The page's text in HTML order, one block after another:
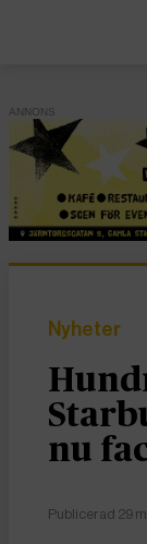
ANNONS
Nyheter
nu
Publicerad 29